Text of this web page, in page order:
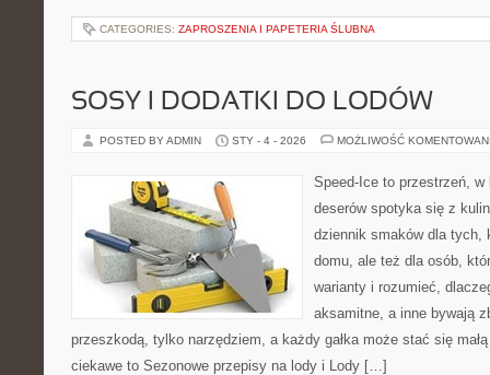
CATEGORIES: ZAPROSZENIA I PAPETERIA ŚLUBNA
SOSY I DODATKI DO LODÓW
POSTED BY ADMIN STY - 4 - 2026 MOŻLIWOŚĆ
Speed-Ice to przestrzeń,
deserów spotyka się z
dziennik smaków dla tych,
domu, ale też dla osób,
warianty i rozumieć,
aksamitne, a inne bywają
przeszkodą, tylko narzędziem, a każdy gałka może stać się
ciekawe to Sezonowe przepisy na lody i Lody […]